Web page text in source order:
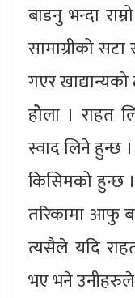
बाडनु भन्दा
सामाग्रीको
गएर
होेला । राहत
स्वाद लिने हुन्छ
किसिमको हुन्छ
तरिकामा आफु
त्यसैले यदि
भए भने उनीहरुले